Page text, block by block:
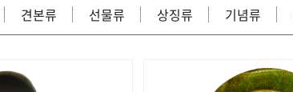
연구원 사람들
견본류 선물류 상징류 기념류